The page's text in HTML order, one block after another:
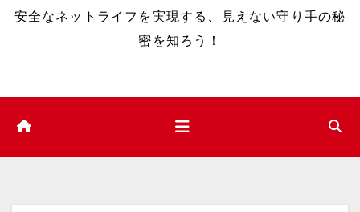
安全なネットライフを実現する、見えない守り手の秘
密を知ろう！